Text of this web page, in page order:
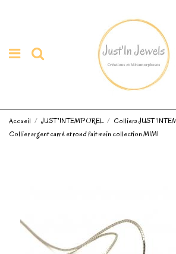
Accueil JUST'INTEMPOREL
Colliers
Collier argent carré et rond fait main collection MIMI